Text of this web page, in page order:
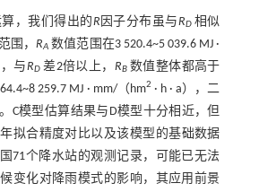
，我们得出的R 因子分布虽与RD相似
围，RA 数值范围在3 520.4~5 039.6 MJ ·
，与RD差2倍以上， RB数值整体都高于
259.7 MJ · mm/（hm2 · h · a），二
C模型估算结果与D模型十分相近，但
拟合精度对比以及该模型的基础数据
71个降水站的观测记录，可能已无法
变化对降雨模式的影响，其应用前景